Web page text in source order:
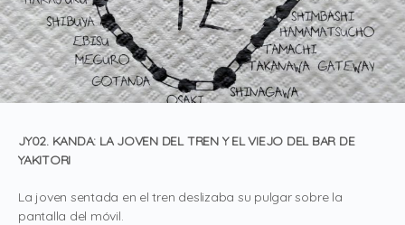
JY02. KANDA: LA JOVEN DEL TREN Y EL VIEJO DEL BAR DE
YAKITORI
La joven sentada en el tren deslizaba su pulgar sobre la
pantalla del móvil.